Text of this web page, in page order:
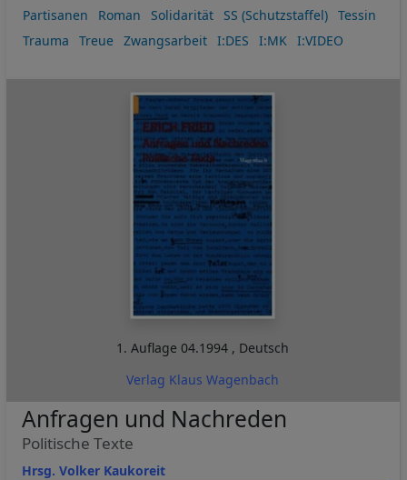
Partisanen
Roman Solidarität SS (Schutzstaffel)
Tessin
Trauma
Treue Zwangsarbeit I:DES I:MK I:VIDEO
1. Auflage04.1994 , Deutsch
Verlag Klaus Wagenbach
Hrsg. Volker Kaukoreit
Anfragen und Nachreden
Politische Texte